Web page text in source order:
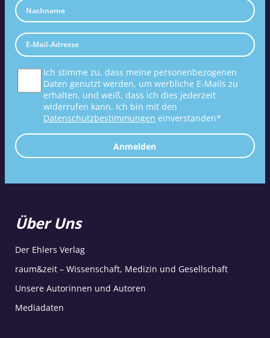
Ich stimme zu, dass meine personenbezogenen
Daten genutzt werden, um werbliche E-Mails zu
erhalten, und weiß, dass ich dies jederzeit
widerrufen kann. Ich bin mit den
Datenschutzbestimmungen einverstanden*
Anmelden
Über Uns
Der Ehlers Verlag
raum&zeit – Wissenschaft, Medizin und Gesellschaft
Unsere Autorinnen und Autoren
Mediadaten